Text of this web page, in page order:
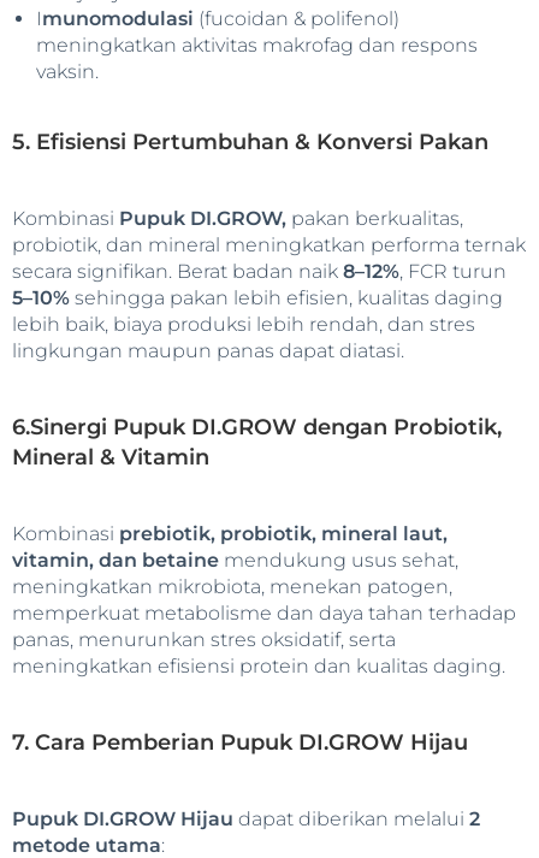
Imunomodulasi (fucoidan & polifenol)
meningkatkan aktivitas makrofag dan respons
vaksin.
5. Efisiensi Pertumbuhan & Konversi Pakan
Kombinasi Pupuk DI.GROW, pakan berkualitas,
probiotik, dan mineral meningkatkan performa ternak
secara signifikan. Berat badan naik 8–12%, FCR turun
5–10% sehingga pakan lebih efisien, kualitas daging
lebih baik, biaya produksi lebih rendah, dan stres
lingkungan maupun panas dapat diatasi.
6.Sinergi Pupuk DI.GROW dengan Probiotik,
Mineral & Vitamin
Kombinasi prebiotik, probiotik, mineral laut,
vitamin, dan betaine mendukung usus sehat,
meningkatkan mikrobiota, menekan patogen,
memperkuat metabolisme dan daya tahan terhadap
panas, menurunkan stres oksidatif, serta
meningkatkan efisiensi protein dan kualitas daging.
7. Cara Pemberian Pupuk DI.GROW Hijau
Pupuk DI.GROW Hijau dapat diberikan melalui 2
metode utama: